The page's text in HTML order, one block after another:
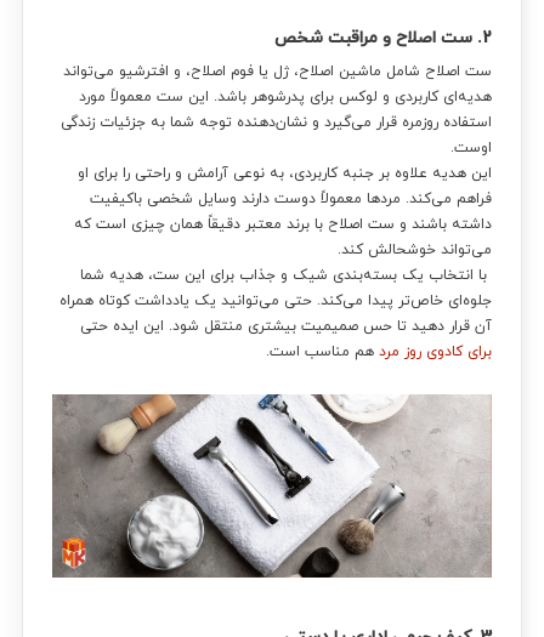
2. ست اصلاح و مراقبت شخص
ست اصلاح شامل ماشین اصلاح، ژل یا فوم اصلاح، و افترشیو می‌تواند
هدیه‌ای کاربردی و لوکس برای پدرشوهر باشد. این ست معمولاً مورد
استفاده روزمره قرار می‌گیرد و نشان‌دهنده توجه شما به جزئیات زندگی
اوست.
این هدیه علاوه بر جنبه کاربردی، به نوعی آرامش و راحتی را برای او
فراهم می‌کند. مردها معمولاً دوست دارند وسایل شخصی باکیفیت
داشته باشند و ست اصلاح با برند معتبر دقیقاً همان چیزی است که
می‌تواند خوشحالش کند.
با انتخاب یک بسته‌بندی شیک و جذاب برای این ست، هدیه شما
جلوه‌ای خاص‌تر پیدا می‌کند. حتی می‌توانید یک یادداشت کوتاه همراه
آن قرار دهید تا حس صمیمیت بیشتری منتقل شود. این ایده حتی
برای کادوی روز مردهم مناسب است.